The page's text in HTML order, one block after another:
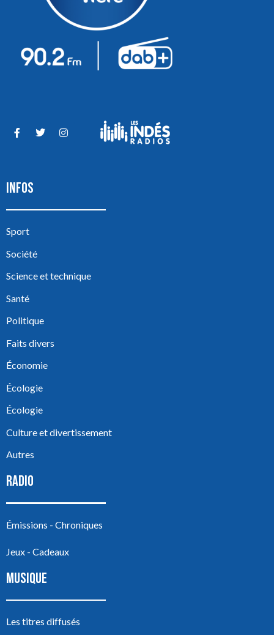
INFOS
Sport
Société
Science et technique
Santé
Politique
Faits divers
Économie
Écologie
Écologie
Culture et divertissement
Autres
RADIO
Émissions - Chroniques
Jeux - Cadeaux
MUSIQUE
Les titres diffusés